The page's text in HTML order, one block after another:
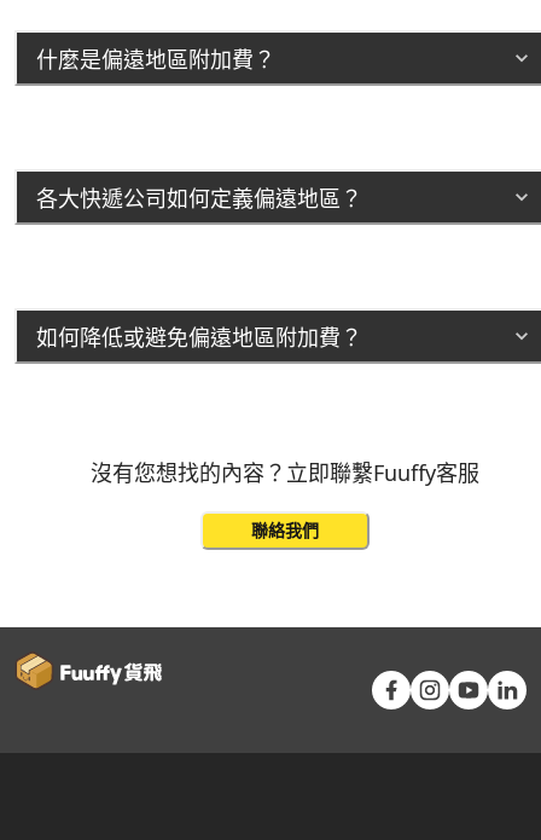
什麼是偏遠地區附加費？
各大快遞公司如何定義偏遠地區？
如何降低或避免偏遠地區附加費？
沒有您想找的內容？立即聯繫Fuuffy客服
聯絡我們